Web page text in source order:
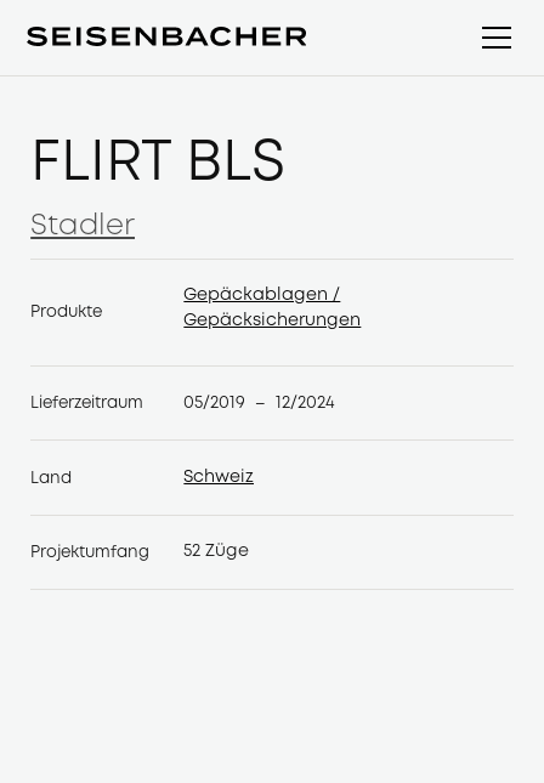
FLIRT BLS
Stadler
Stadler
Produkte
Gepäckablagen /
Gepäcksicherungen
Lieferzeitraum 05/2019 – 12/2024
Land
Schweiz
Projektumfang 52 Züge